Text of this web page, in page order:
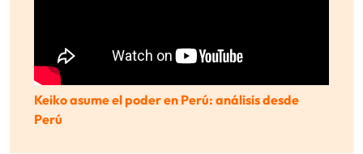
Keiko asume el poder en Perú: análisis desde
Perú